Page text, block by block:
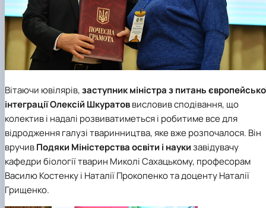
Вітаючи ювілярів,заступникміністра з питань
інтеграціїОлексій Шкуратоввисловив сподівання, що
колектив і надалі розвиватиметься і робитиме все для
відродження галузі тваринництва, яке вже розпочалося. Він
вручивПодяки Міністерства освіти і наукизавідувачу
кафедри біології тварин Миколі Сахацькому, професорам
Василю Костенку і Наталії Прокопенко та доценту Наталії
Грищенко.